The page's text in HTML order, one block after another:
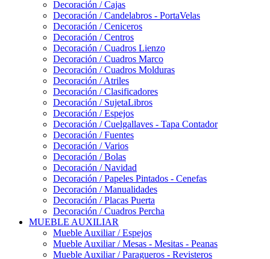
Decoración / Cajas
Decoración / Candelabros - PortaVelas
Decoración / Ceniceros
Decoración / Centros
Decoración / Cuadros Lienzo
Decoración / Cuadros Marco
Decoración / Cuadros Molduras
Decoración / Atriles
Decoración / Clasificadores
Decoración / SujetaLibros
Decoración / Espejos
Decoración / Cuelgallaves - Tapa Contador
Decoración / Fuentes
Decoración / Varios
Decoración / Bolas
Decoración / Navidad
Decoración / Papeles Pintados - Cenefas
Decoración / Manualidades
Decoración / Placas Puerta
Decoración / Cuadros Percha
MUEBLE AUXILIAR
Mueble Auxiliar / Espejos
Mueble Auxiliar / Mesas - Mesitas - Peanas
Mueble Auxiliar / Paragueros - Revisteros